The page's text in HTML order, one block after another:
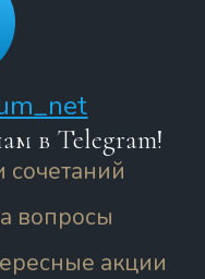
в Telegram!
сочетаний
вопросы
акции